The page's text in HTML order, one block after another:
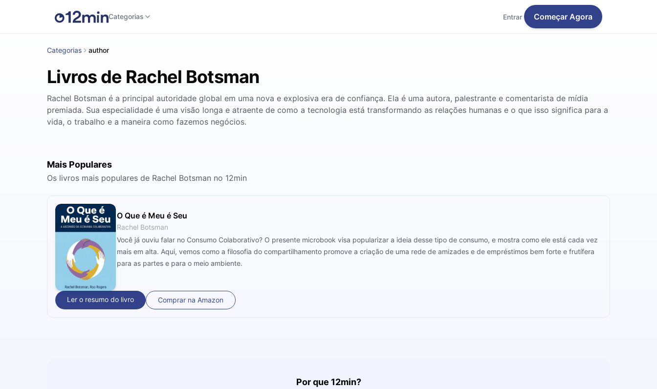
Categorias Entrar Começar Agora
Categorias author
Livros de Rachel Botsman
Rachel Botsman é a principal autoridade global em uma nova e explosiva era de confiança. Ela é uma autora, palestrante e comentarista de mídia
premiada. Sua especialidade é uma visão longa e atraente de como a tecnologia está transformando as relações humanas e o que isso significa para a
vida, o trabalho e a maneira como fazemos negócios.
Mais Populares
Os livros mais populares de Rachel Botsman no 12min
O Que é Meu é Seu
Rachel Botsman
Você já ouviu falar no Consumo Colaborativo? O presente microbook visa popularizar a ideia desse tipo de consumo, e mostra como ele está cada vez
mais em alta. Aqui, vemos como a filosofia do compartilhamento promove a criação de uma rede de amizades e de empréstimos bem forte e frutífera
para as partes e para o meio ambiente.
Ler o resumo do livro Comprar na Amazon
Por que 12min?